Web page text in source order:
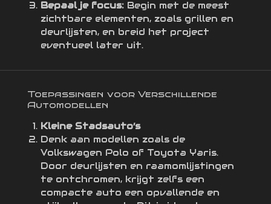
Bepaal je focus: Begin met de meest
zichtbare elementen, zoals grillen en
deurlijsten, en breid het project
eventueel later uit.
Toepassingen voor Verschillende
Automodellen
Kleine Stadsauto’s
Denk aan modellen zoals de
Volkswagen Polo of Toyota Yaris.
Door deurlijsten en raamomlijstingen
te ontchromen, krijgt zelfs een
compacte auto een opvallende en